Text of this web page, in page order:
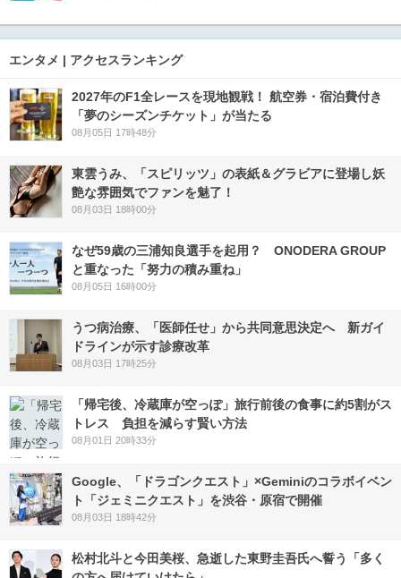
エンタメ | アクセスランキング
2027年のF1全レースを現地観戦！ 航空券・宿泊費付き
「夢のシーズンチケット」が当たる
08月05日 17時48分
東雲うみ、「スピリッツ」の表紙＆グラビアに登場し妖
艶な雰囲気でファンを魅了！
08月03日 18時00分
なぜ59歳の三浦知良選手を起用？ ONODERA GROUP
と重なった「努力の積み重ね」
08月05日 16時00分
うつ病治療、「医師任せ」から共同意思決定へ 新ガイ
ドラインが示す診療改革
08月03日 17時25分
「帰宅後、冷蔵庫が空っぽ」旅行前後の食事に約5割がス
トレス 負担を減らす賢い方法
08月01日 20時33分
Google、「ドラゴンクエスト」×Geminiのコラボイベン
ト「ジェミニクエスト」を渋谷・原宿で開催
08月03日 18時42分
松村北斗と今田美桜、急逝した東野圭吾氏へ誓う「多く